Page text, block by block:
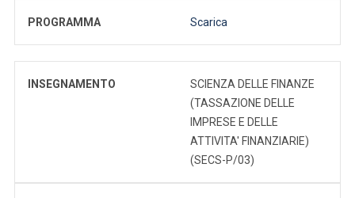
PROGRAMMA Scarica
INSEGNAMENTO
SCIENZA DELLE FINANZE
(TASSAZIONE DELLE
IMPRESE E DELLE
ATTIVITA' FINANZIARIE)
(SECS-P/03)